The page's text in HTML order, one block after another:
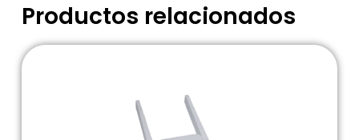
Productos relacionados